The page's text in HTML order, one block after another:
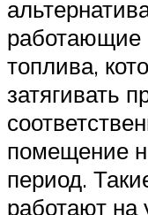
работающие
топлива,
затягивать
помещение
период.
работают на